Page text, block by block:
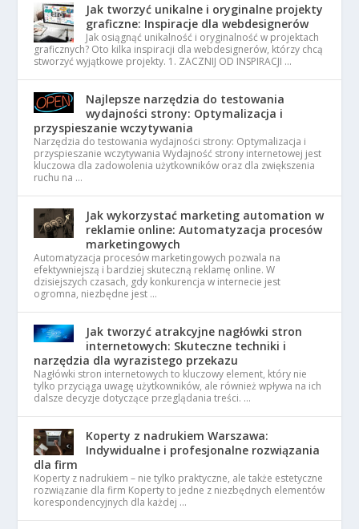
Jak tworzyć unikalne i oryginalne projekty
graficzne: Inspiracje dla webdesignerów
Jak osiągnąć unikalność i oryginalność w projektach
graficznych? Oto kilka inspiracji dla webdesignerów, którzy chcą
stworzyć wyjątkowe projekty. 1. ZACZNIJ OD INSPIRACJI …
Najlepsze narzędzia do testowania
wydajności strony: Optymalizacja i
przyspieszanie wczytywania
Narzędzia do testowania wydajności strony: Optymalizacja i
przyspieszanie wczytywania Wydajność strony internetowej jest
kluczowa dla zadowolenia użytkowników oraz dla zwiększenia
ruchu na …
Jak wykorzystać marketing automation w
reklamie online: Automatyzacja procesów
marketingowych
Automatyzacja procesów marketingowych pozwala na
efektywniejszą i bardziej skuteczną reklamę online. W
dzisiejszych czasach, gdy konkurencja w internecie jest
ogromna, niezbędne jest …
Jak tworzyć atrakcyjne nagłówki stron
internetowych: Skuteczne techniki i
narzędzia dla wyrazistego przekazu
Nagłówki stron internetowych to kluczowy element, który nie
tylko przyciąga uwagę użytkowników, ale również wpływa na ich
dalsze decyzje dotyczące przeglądania treści. …
Koperty z nadrukiem Warszawa:
Indywidualne i profesjonalne rozwiązania
dla firm
Koperty z nadrukiem – nie tylko praktyczne, ale także estetyczne
rozwiązanie dla firm Koperty to jedne z niezbędnych elementów
korespondencyjnych dla każdej …